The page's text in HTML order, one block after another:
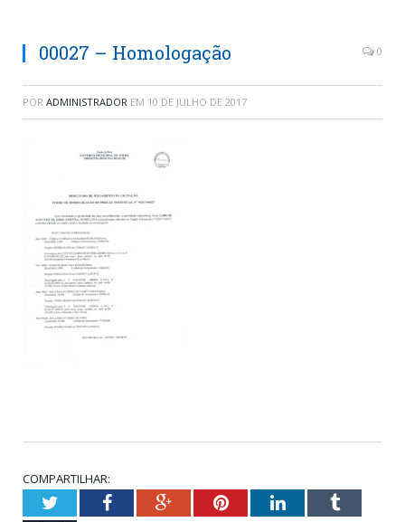
00027 – Homologação 0
POR ADMINISTRADOR EM 10 DE JULHO DE 2017
COMPARTILHAR:
TwitterFacebookGoogle+PinterestLinkedInTumblr